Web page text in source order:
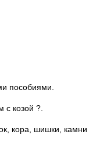
пособиями.
козой ?.
кора, шишки, камни